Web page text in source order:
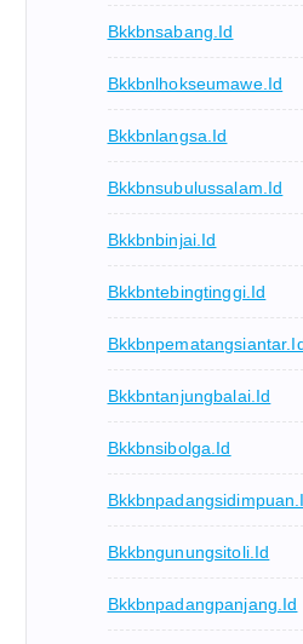
Bkkbnsabang.id
Bkkbnlhokseumawe.id
Bkkbnlangsa.id
Bkkbnsubulussalam.id
Bkkbnbinjai.id
Bkkbntebingtinggi.id
Bkkbntanjungbalai.id
Bkkbnsibolga.id
Bkkbngunungsitoli.id
Bkkbnpadangpanjang.id